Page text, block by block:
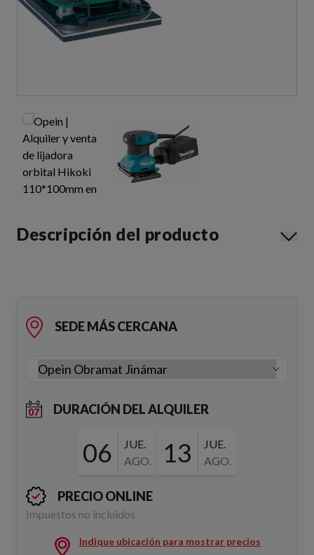
Descripción del producto
SEDE MÁS CERCANA
DURACIÓN DEL ALQUILER
06
JUE.
AGO.
13
JUE.
AGO.
PRECIO ONLINE
Impuestos no incluidos
Indique ubicación para mostrar precios